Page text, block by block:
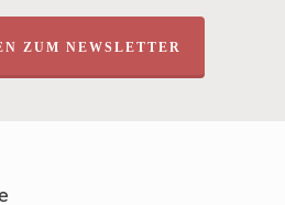
ZUM NEWSLETTER